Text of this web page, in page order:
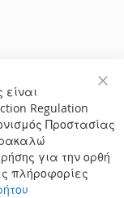
Regulation
Προστασίας
για την ορθή
πλήροφορίες